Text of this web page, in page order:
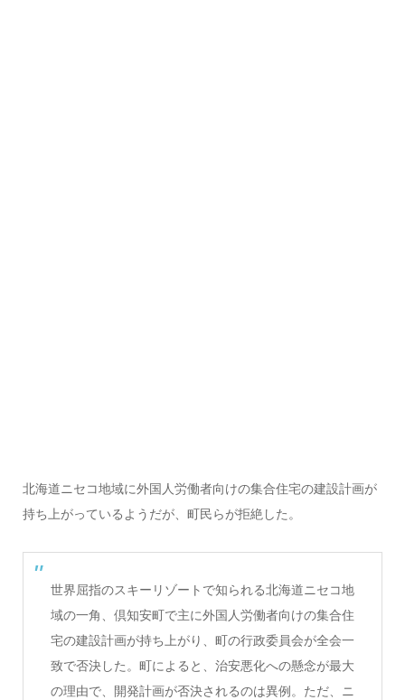
北海道ニセコ地域に外国人労働者向けの集合住宅の建設計画が
持ち上がっているようだが、町民らが拒絶した。
世界屈指のスキーリゾートで知られる北海道ニセコ地
域の一角、倶知安町で主に外国人労働者向けの集合住
宅の建設計画が持ち上がり、町の行政委員会が全会一
致で否決した。町によると、治安悪化への懸念が最大
の理由で、開発計画が否決されるのは異例。ただ、ニ